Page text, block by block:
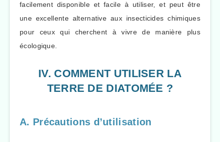
facilement disponible et facile à utiliser, et peut être
une excellente alternative aux insecticides chimiques
pour ceux qui cherchent à vivre de manière plus
écologique.
IV. COMMENT UTILISER LA
TERRE DE DIATOMÉE ?
A. Précautions d’utilisation